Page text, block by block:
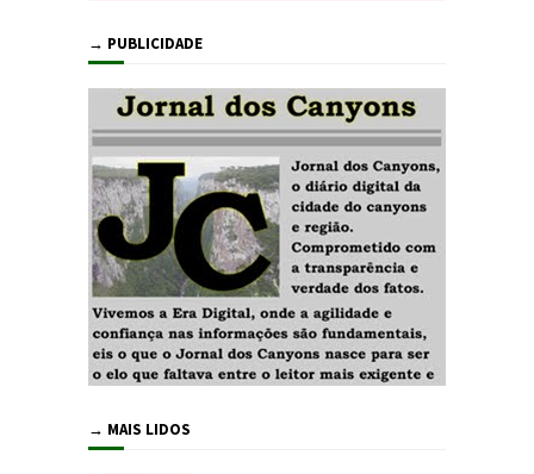
→ PUBLICIDADE
→ MAIS LIDOS